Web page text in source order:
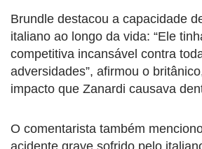
Brundle destacou a capacidade
italiano ao longo da vida: “Ele
competitiva incansável contra
adversidades”, afirmou o
impacto que Zanardi causava
O comentarista também